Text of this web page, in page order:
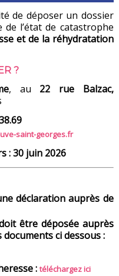
de déposer un dossier
de l’état de catastrophe
et de la réhydratation
?
, au 22 rue Balzac,
saint-georges.fr
: 30 juin 2026
déclaration auprès de
être déposée auprès
ci dessous :
:téléchargez ici